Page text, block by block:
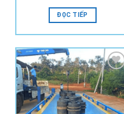
ĐỌC TIẾP
Add to
Wishlist